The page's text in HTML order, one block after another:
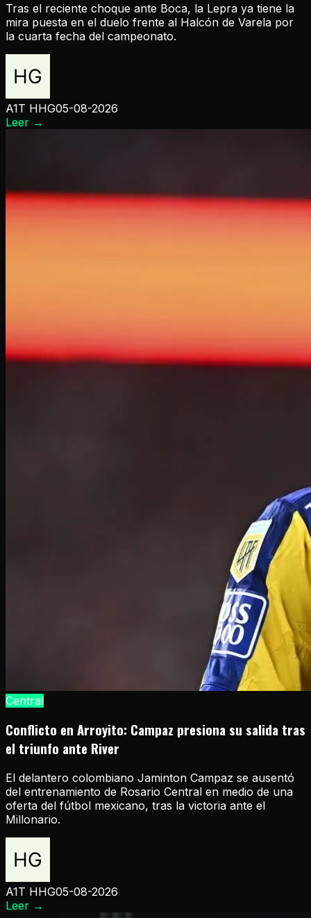
Tras el reciente choque ante Boca, la Lepra ya tiene la
mira puesta en el duelo frente al Halcón de Varela por
la cuarta fecha del campeonato.
A1T HHG05-08-2026
Leer →
Central
Conflicto en Arroyito: Campaz presiona su salida tras
el triunfo ante River
El delantero colombiano Jaminton Campaz se ausentó
del entrenamiento de Rosario Central en medio de una
oferta del fútbol mexicano, tras la victoria ante el
Millonario.
A1T HHG05-08-2026
Leer →